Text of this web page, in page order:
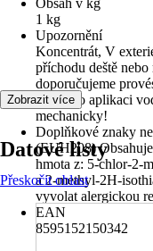
Obsah v kg
1 kg
Upozornění
Koncentrát, V
příchodu deště
doporučujeme
Ihned po aplikaci
mechanicky!
Doplňkové znaky
(EUH208)
hmota z: 5-chlor-2-
a 2-methyl-2H-
vyvolat alergickou
EAN
8595152150342
Zobrazit více
Datové listy
Přeskočit oblast